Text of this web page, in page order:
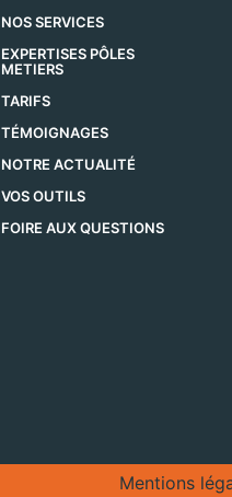
NOS SERVICES
EXPERTISES PÔLES
METIERS
TARIFS
TÉMOIGNAGES
NOTRE ACTUALITÉ
VOS OUTILS
FOIRE AUX QUESTIONS
Mentions